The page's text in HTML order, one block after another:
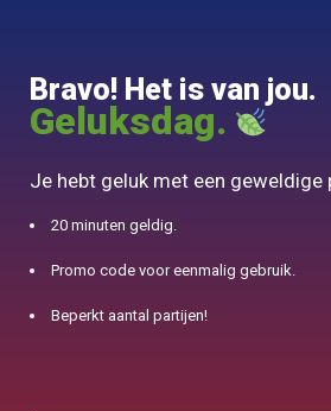
10% aangeboden voor 50€
Gong Fu Cha
FILTERS TONEN
Bravo! Het is van jou.
Geluksdag.
Je hebt geluk met een geweldige
20 minuten geldig.
Promo code voor eenmalig gebruik.
Beperkt aantal partijen!